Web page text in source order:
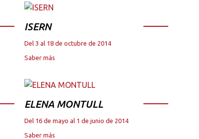
ISERN
Del 3 al 18 de octubre de 2014
Saber más
ELENA MONTULL
Del 16 de mayo al 1 de junio de 2014
Saber más